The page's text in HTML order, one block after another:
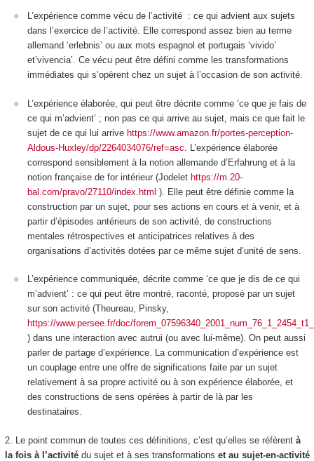
L’expérience comme vécu de l’activité : ce qui advient aux sujets
dans l’exercice de l’activité. Elle correspond assez bien au terme
allemand ‘erlebnis’ ou aux mots espagnol et portugais ‘vivido’
et’vivencia’. Ce vécu peut être défini comme les transformations
immédiates qui s’opèrent chez un sujet à l’occasion de son activité.
L’expérience élaborée , qui peut être décrite comme ‘ce que je fais de
ce qui m’advient’ ; non pas ce qui arrive au sujet, mais ce que fait le
sujet de ce qui lui arrive https://www.amazon.fr/portes-perception-
Aldous-Huxley/dp/2264034076/ref=asc . L’expérience élaborée
correspond sensiblement à la notion allemande d’Erfahrung et à la
notion française de for intérieur (Jodelet https://m.20-
bal.com/pravo/27110/index.html ). Elle peut être définie comme la
construction par un sujet, pour ses actions en cours et à venir, et à
partir d’épisodes antérieurs de son activité, de constructions
mentales rétrospectives et anticipatrices relatives à des
organisations d’activités dotées par ce même sujet d’unité de sens.
L’expérience communiquée, décrite comme ‘ce que je dis de ce qui
m’advient’ : ce qui peut être montré, raconté, proposé par un sujet
sur son activité (Theureau, Pinsky,
https://www.persee.fr/doc/
) dans une interaction avec autrui (ou avec lui-même). On peut aussi
parler de partage d’expérience. La communication d’expérience est
un couplage entre une offre de significations faite par un sujet
relativement à sa propre activité ou à son expérience élaborée, et
des constructions de sens opérées à partir de là par les
destinataires.
2. Le point commun de toutes ces définitions, c’est qu’elles se réfèrent à
la fois à l’activitédu sujet et à ses transformations et au sujet-en-activité